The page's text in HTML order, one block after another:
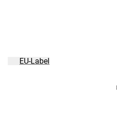
EU-Label